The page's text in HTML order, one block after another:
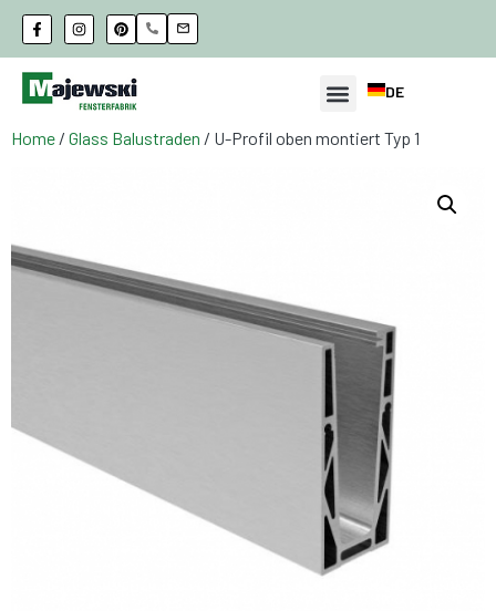
DE
Home / Glass Balustraden / U-Profil oben montiert Typ 1